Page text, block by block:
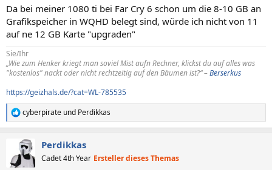
:
Da bei meiner 1080 ti bei Far Cry 6 schon um die 8-10 GB an
Grafikspeicher in WQHD belegt sind, würde ich nicht von 11
auf ne 12 GB Karte "upgraden"
Sie/Ihr
„Wie zum Henker kriegt man soviel Mist aufn Rechner, klickst du auf alles was
"kostenlos" nackt oder nicht rechtzeitig auf den Bäumen ist?“ –Berserkus
https://geizhals.de/?cat=WL-785535
R
e
i
cyberpirate und Perdikkas
Perdikkas
Cadet 4th Year Ersteller dieses Themas